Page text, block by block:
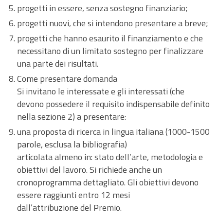
progetti in essere, senza sostegno finanziario;
progetti nuovi, che si intendono presentare a breve;
progetti che hanno esaurito il finanziamento e che
necessitano di un limitato sostegno per finalizzare
una parte dei risultati.
Come presentare domanda
Si invitano le interessate e gli interessati (che
devono possedere il requisito indispensabile definito
nella sezione 2) a presentare:
una proposta di ricerca in lingua italiana (1000-1500
parole, esclusa la bibliografia)
articolata almeno in: stato dell’arte, metodologia e
obiettivi del lavoro. Si richiede anche un
cronoprogramma dettagliato. Gli obiettivi devono
essere raggiunti entro 12 mesi
dall’attribuzione del Premio.